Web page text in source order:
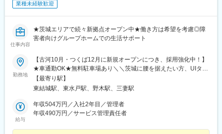
業種未経験歓迎
仕事内容
★茨城エリアで続々新拠点オープン中★働き方は希望を考慮◎障
害者向けグループホームでの生活サポート
勤務地
【古河10月・つくば12月に新規オープンにつき、採用強化中！】
★車通勤OK★無料駐車場あり＼＼茨城に腰を据えたい方、UIター
ン希望の方も歓迎／／茨城県内のユースタイルホーム各拠点へ配
属！希望の勤務地をお知らせください。★勤務地、入社日は相談
せん☆マイカー通勤手当あり（規定あり）
【最寄り駅】
東結城駅、東水戸駅、野木駅、三妻駅
給与
年収504万円／入社2年目／管理者
年収490万円／サービス管理責任者